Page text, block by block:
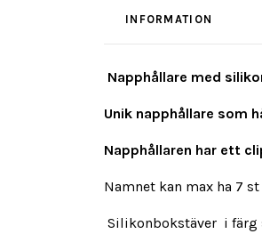
INFORMATION
Napphållare med
Unik napphållare som
Napphållaren har ett
Namnet kan max ha 7
Silikonbokstäver i färg